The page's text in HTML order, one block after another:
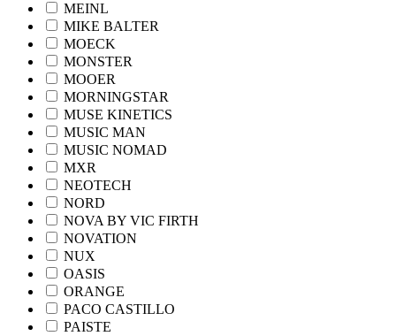
MEINL
MIKE BALTER
MOECK
MONSTER
MOOER
MORNINGSTAR
MUSE KINETICS
MUSIC MAN
MUSIC NOMAD
MXR
NEOTECH
NORD
NOVA BY VIC FIRTH
NOVATION
NUX
OASIS
ORANGE
PACO CASTILLO
PAISTE